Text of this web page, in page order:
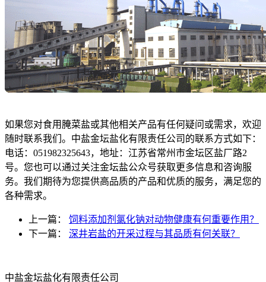
如果您对食用腌菜盐或其他相关产品有任何疑问或需求，欢迎
随时联系我们。中盐金坛盐化有限责任公司的联系方式如下：
电话：051982325643，地址：江苏省常州市金坛区盐厂路2
号。您也可以通过关注金坛盐公众号获取更多信息和咨询服
务。我们期待为您提供高品质的产品和优质的服务，满足您的
各种需求。
上一篇： 饲料添加剂氯化钠对动物健康有何重要作用？
下一篇： 深井岩盐的开采过程与其品质有何关联？
中盐金坛盐化有限责任公司